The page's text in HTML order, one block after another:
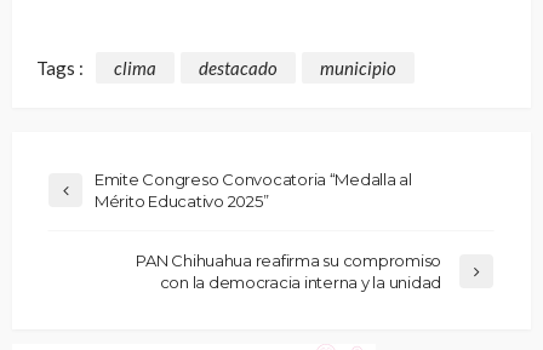
Tags : clima destacado municipio
Emite Congreso Convocatoria “Medalla al
Mérito Educativo 2025”
PAN Chihuahua reafirma su compromiso
con la democracia interna y la unidad